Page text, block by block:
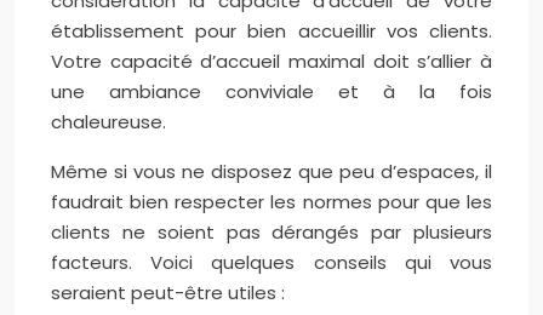
établissement pour bien accueillir vos clients.
Votre capacité d’accueil maximal doit s’allier à
une ambiance conviviale et à la fois
chaleureuse.
Même si vous ne disposez que peu d’espaces, il
faudrait bien respecter les normes pour que les
clients ne soient pas dérangés par plusieurs
facteurs. Voici quelques conseils qui vous
seraient peut-être utiles :